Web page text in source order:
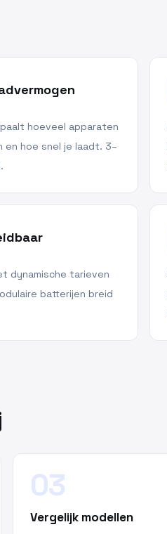
hoeveel apparaten
hoe snel je laadt. 3–
dynamische tarieven
batterijen breid
03
Vergelijk modellen